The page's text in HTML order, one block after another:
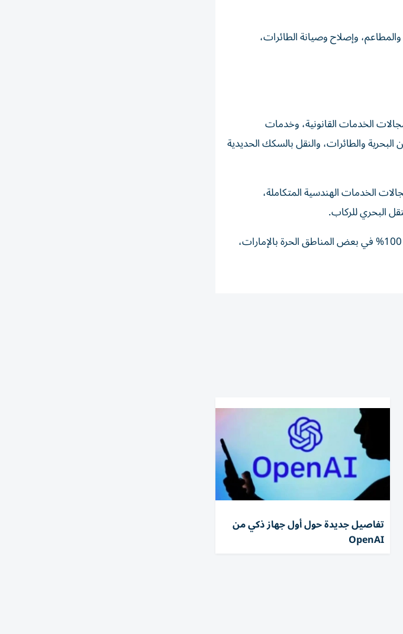
وإصلاح وصيانة الطائرات،
الإماراتية في مجالات الخدمات القانونية، وخدمات
البحرية والطائرات، والنقل بالسكك الحديدية
في مجالات الخدمات الهندسية المتكاملة،
البحري للركاب.
بالإضافة إلى ذلك، سيحق للمستثمرين الروس تأسيس كيانات قانونية برأسمال روسي بنسبة 100% في بعض المناطق الحرة بالإمارات،
تفاصيل جديدة حول أول جهاز ذكي من
OpenAI